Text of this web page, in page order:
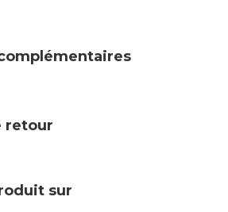
retour
sur